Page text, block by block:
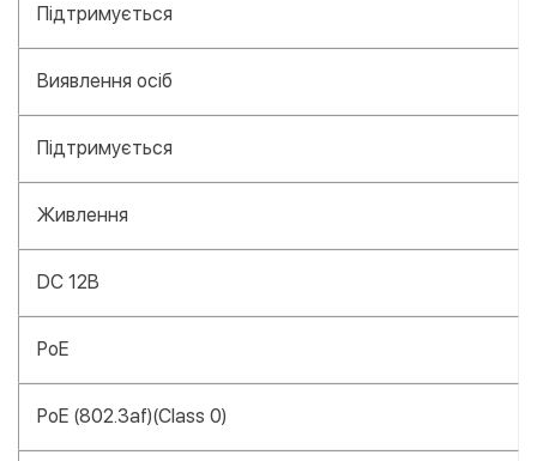
Підтримується
Виявлення осіб
Підтримується
Живлення
DC 12В
PoE
PoE (802.3af)(Class 0)